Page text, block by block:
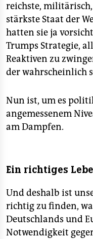
reichste,
stärkste Staat der
hatten sie ja
Trumps Strategie,
Reaktiven zu
der wahrscheinlich
Nun ist, um es
angemessenem
am Dampfen.
Ein richtiges
Und deshalb ist
richtig zu finden,
Deutschlands und
Notwendigkeit